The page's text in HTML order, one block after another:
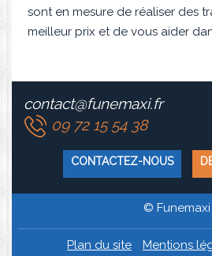
sont en mesure de réaliser des
meilleur prix et de vous aider
contact@funemaxi.fr
09 72 15 54 38
CONTACTEZ-NOUS
© Funemaxi
Plan du site Mentions